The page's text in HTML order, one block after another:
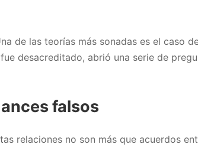
de las teorías más sonadas es el caso
fue desacreditado, abrió una serie de
falsos
relaciones no son más que acuerdos